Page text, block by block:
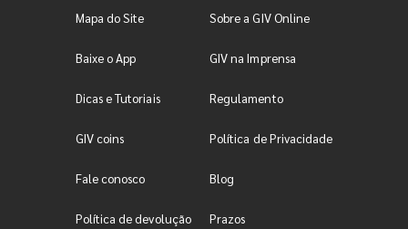
Mapa do Site Sobre a GIV Online
Baixe o App GIV na Imprensa
Dicas e Tutoriais Regulamento
GIV coins Política de Privacidade
Fale conosco Blog
Política de devolução Prazos